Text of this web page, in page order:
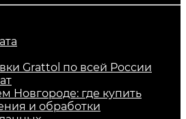
Grattol по всей России
Новгороде: где купить
и обработки